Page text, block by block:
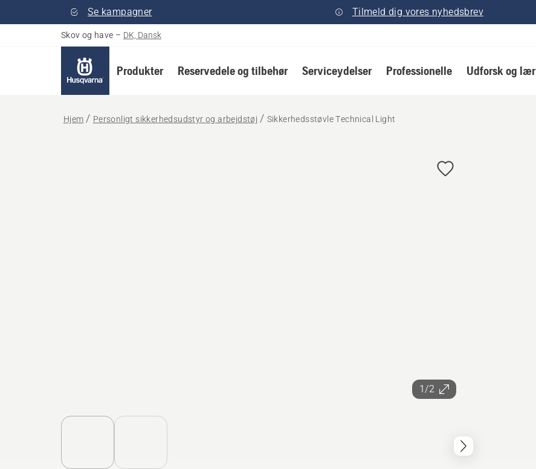
Se kampagner Tilmeld dig vores nyhedsbrev
Skov og have – DK, Dansk
Produkter Reservedele og tilbehør Serviceydelser Professionelle Udforsk og lær
Hjem Personligt sikkerhedsudstyr og arbejdstøj Sikkerhedsstøvle Technical Light
1/2